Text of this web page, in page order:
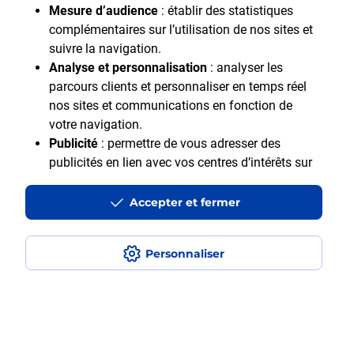
Mesure d’audience : établir des statistiques
complémentaires sur l’utilisation de nos sites et
suivre la navigation.
Analyse et personnalisation : analyser les
parcours clients et personnaliser en temps réel
nos sites et communications en fonction de
votre navigation.
Publicité : permettre de vous adresser des
publicités en lien avec vos centres d’intérêts sur
En cliquant sur "Accepter et fermer" vous acceptez
fermer" vous permet d'indiquer votre refus et seuls
les cookies nécessaires au fonctionnement du site
Personnaliser
Accepter et fermer
Motif Professionnel
Accessibilité : Partiellement accessible